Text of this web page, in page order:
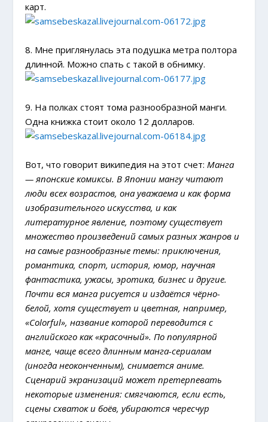
карт.
8. Мне приглянулась эта подушка метра полтора
длинной. Можно спать с такой в обнимку.
9. На полках стоят тома разнообразной манги.
Одна книжка стоит около 12 долларов.
Вот, что говорит википедия на этот счет: Манга
— японские комиксы. В Японии мангу читают
люди всех возрастов, она уважаема и как форма
изобразительного искусства, и как
литературное явление, поэтому существует
множество произведений самых разных жанров и
на самые разнообразные темы: приключения,
романтика, спорт, история, юмор, научная
фантастика, ужасы, эротика, бизнес и другие.
Почти вся манга рисуется и издаётся чёрно-
белой, хотя существует и цветная, например,
«Colorful», название которой переводится с
английского как «красочный». По популярной
манге, чаще всего длинным манга-сериалам
(иногда неоконченным), снимается аниме.
Сценарий экранизаций может претерпевать
некоторые изменения: смягчаются, если есть,
сцены схваток и боёв, убираются чересчур